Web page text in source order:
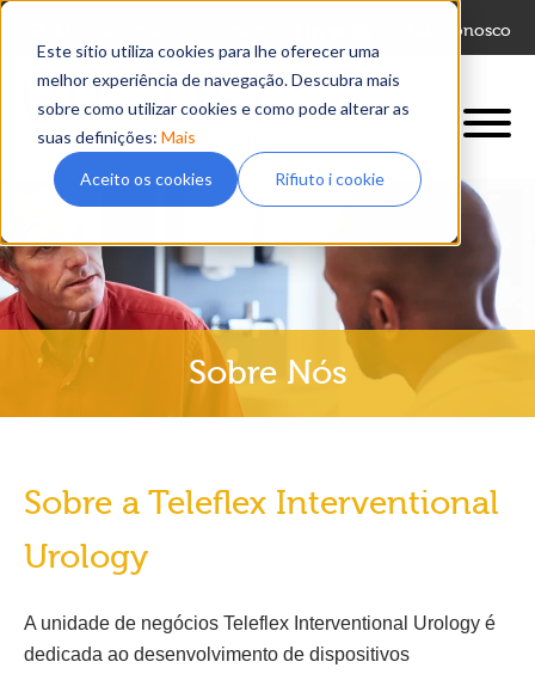
Este sítio utiliza cookies para lhe oferecer uma
melhor experiência de navegação. Descubra mais
sobre como utilizar cookies e como pode alterar as
suas definições: Mais
Aceito os cookies Rifiuto i cookie
Fale conosco
Sobre Nós
Sobre a Teleflex Interventional
Urology
A unidade de negócios Teleflex Interventional Urology é
dedicada ao desenvolvimento de dispositivos